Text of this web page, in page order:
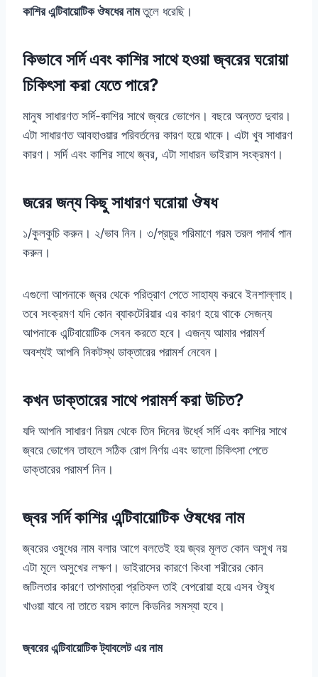
কাশির এন্টিবায়োটিক ঔষধের নামতুলে ধরেছি।
কিভাবে সর্দি এবং কাশির সাথে হওয়া জ্বরের ঘরোয়া
চিকিৎসা করা যেতে পারে?
মানুষ সাধারণত সর্দি-কাশির সাথে জ্বরে ভোগেন। বছরে অন্তত দুবার।
এটা সাধারণত আবহাওয়ার পরিবর্তনের কারণ হয়ে থাকে। এটা খুব সাধারণ
কারণ। সর্দি এবং কাশির সাথে জ্বর, এটা সাধারন ভাইরাস সংক্রমণ।
জরের জন্য কিছু সাধারণ ঘরোয়া ঔষধ
১/কুলকুচি করুন। ২/ভাব নিন। ৩/প্রচুর পরিমাণে গরম তরল পদার্থ পান
করুন।
এগুলো আপনাকে জ্বর থেকে পরিত্রাণ পেতে সাহায্য করবে ইনশাল্লাহ।
তবে সংক্রমণ যদি কোন ব্যাকটেরিয়ার এর কারণ হয়ে থাকে সেজন্য
আপনাকে এন্টিবায়োটিক সেবন করতে হবে। এজন্য আমার পরামর্শ
অবশ্যই আপনি নিকটস্থ ডাক্তারের পরামর্শ নেবেন।
কখন ডাক্তারের সাথে পরামর্শ করা উচিত?
যদি আপনি সাধারণ নিয়ম থেকে তিন দিনের উর্ধ্বে সর্দি এবং কাশির সাথে
জ্বরে ভোগেন তাহলে সঠিক রোগ নির্ণয় এবং ভালো চিকিৎসা পেতে
ডাক্তারের পরামর্শ নিন।
জ্বর সর্দি কাশির এন্টিবায়োটিক ঔষধের নাম
জ্বরের ওষুধের নাম বলার আগে বলতেই হয় জ্বর মূলত কোন অসুখ নয়
এটা মূলে অসুখের লক্ষণ। ভাইরাসের কারণে কিংবা শরীরের কোন
জটিলতার কারণে তাপমাত্রা প্রতিফল তাই বেপরোয়া হয়ে এসব ঔষুধ
খাওয়া যাবে না তাতে বয়স কালে কিডনির সমস্যা হবে।
জ্বরের এন্টিবায়োটিক ট্যাবলেট এর নাম